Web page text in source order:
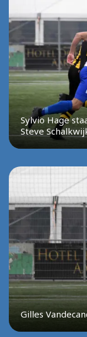
Sylvio Hage
Steve
Gilles